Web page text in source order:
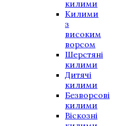
килими
Килими
з
високим
ворсом
Шерстяні
килими
Дитячі
килими
Безворсові
килими
Віскозні